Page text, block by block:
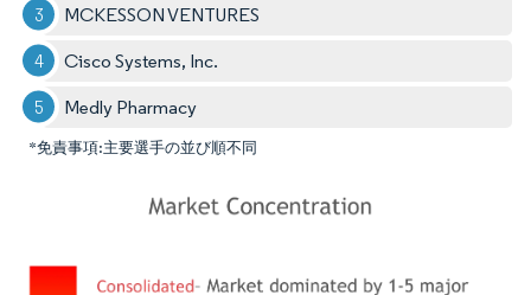
MCKESSON VENTURES
Cisco Systems, Inc.
Medly Pharmacy
*免責事項:主要選手の並び順不同